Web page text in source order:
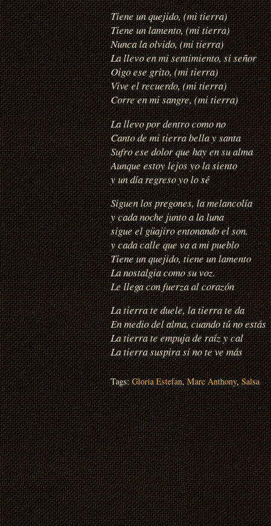
Tiene un quejido, (mi tierra)
Tiene un lamento, (mi tierra)
Nunca la olvido, (mi tierra)
La llevo en mi sentimiento, si señor
Oigo ese grito, (mi tierra)
Vive el recuerdo, (mi tierra)
Corre en mi sangre, (mi tierra)
La llevo por dentro como no
Canto de mi tierra bella y santa
Sufro ese dolor que hay en su alma
Aunque estoy lejos yo la siento
y un día regreso yo lo sé
Siguen los pregones, la melancolía
y cada noche junto a la luna
sigue el güajiro entonando el son.
y cada calle que va a mi pueblo
Tiene un quejido, tiene un lamento
La nostalgia como su voz.
Le llega con fuerza al corazón
La tierra te duele, la tierra te da
En medio del alma, cuando tú no estás
La tierra te empuja de raíz y cal
La tierra suspira si no te ve más
Tags:Gloria Estefan,Marc Anthony,Salsa